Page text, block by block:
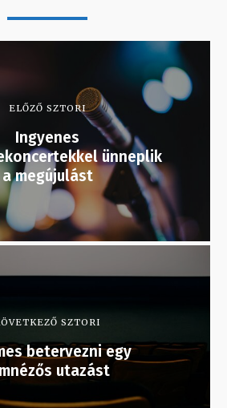
ELŐZŐ SZTORI
Ingyenes
ünneplik
a megújulást
SZTORI
betervezni egy
utazást